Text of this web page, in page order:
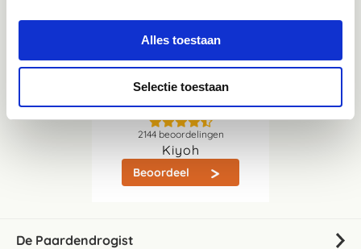
Alles toestaan
Selectie toestaan
9.4
2144beoordelingen
Kiyoh
Beoordeel
De Paardendrogist